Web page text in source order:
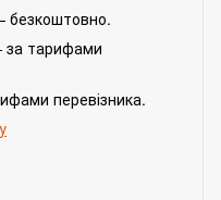
безкоштовно.
за тарифами
перевізника.